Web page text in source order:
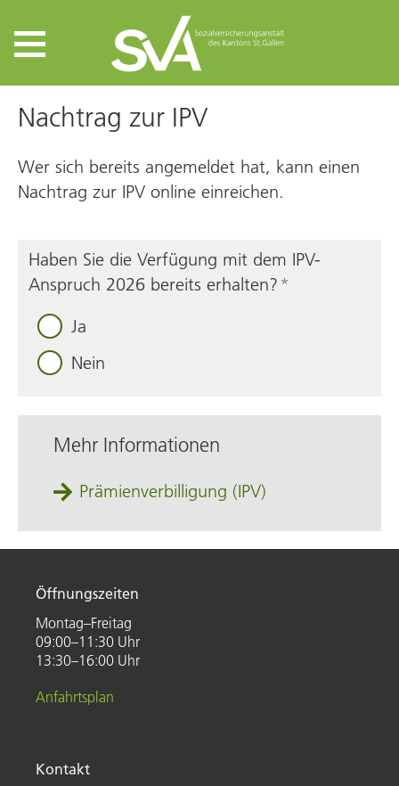
Nachtrag zur IPV
Wer sich bereits angemeldet hat, kann einen
Nachtrag zur IPV online einreichen.
Haben Sie die Verfügung mit dem IPV-
Anspruch 2026 bereits erhalten? *
Ja
Nein
Mehr Informationen
Prämienverbilligung (IPV)
Öffnungszeiten
Montag–Freitag
09:00–11:30 Uhr
13:30–16:00 Uhr
Anfahrtsplan
Kontakt